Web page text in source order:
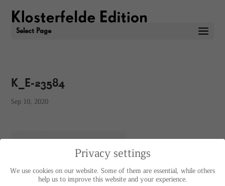
Select Page
K_E-23584
Sep 10, 2020
Privacy settings
We use cookies on our website. Some of them are essential, while others
help us to improve this website and your experience.